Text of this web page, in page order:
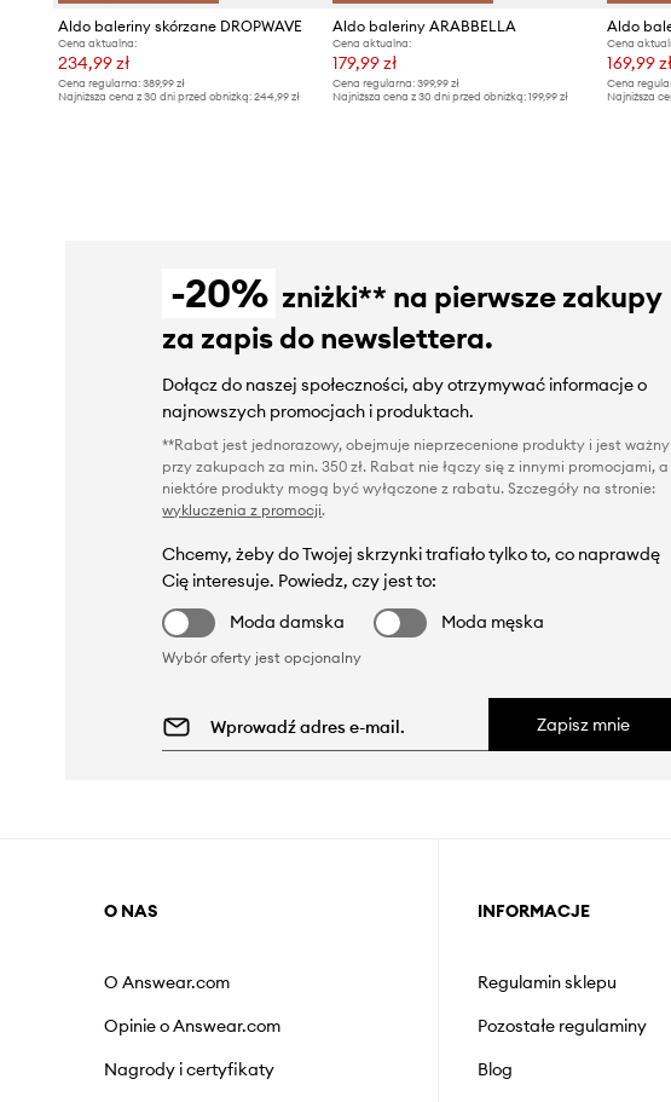
Aldo baleriny skórzane DROPWAVE
Cena aktualna:
234,99 zł
Cena regularna: 389,99 zł
Najniższa cena z 30 dni przed obniżką: 244,99 zł
Aldo baleriny ARABBELLA
Cena aktualna:
179,99 zł
Cena regularna:399,99 zł
Najniższa cena z 30 dni przed obniżką:199,99 zł
Aldo
Cena
169,99 zł
Cena
Najniższa
-20% zniżki** na pierwsze zakupy
za zapis do newslettera.
Dołącz do naszej społeczności, aby otrzymywać informacje o
najnowszych promocjach i produktach.
**Rabat jest jednorazowy, obejmuje nieprzecenione produkty i jest ważny
przy zakupach za min. 350 zł. Rabat nie łączy się z innymi promocjami, a
niektóre produkty mogą być wyłączone z rabatu. Szczegóły na stronie:
wykluczenia z promocji.
Chcemy, żeby do Twojej skrzynki trafiało tylko to, co naprawdę
Cię interesuje. Powiedz, czy jest to:
Moda damska
Moda męska
Wybór oferty jest opcjonalny
Zapisz mnie
O NAS
O Answear.com
Opinie o Answear.com
Nagrody i certyfikaty
INFORMACJE
Regulamin sklepu
Pozostałe regulaminy
Blog